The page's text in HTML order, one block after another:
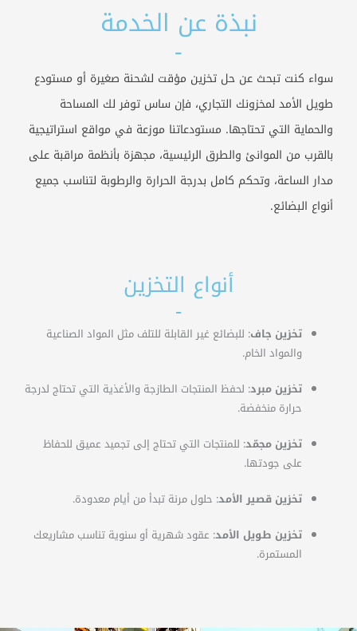
نبذة عن الخدمة
-
سواء كنت تبحث عن حل تخزين مؤقت لشحنة صغيرة أو مستودع
طويل الأمد لمخزونك التجاري، فإن ساس توفر لك المساحة
والحماية التي تحتاجها. مستودعاتنا موزعة في مواقع استراتيجية
بالقرب من الموانئ والطرق الرئيسية، مجهزة بأنظمة مراقبة على
مدار الساعة، وتحكم كامل بدرجة الحرارة والرطوبة لتناسب جميع
أنواع البضائع.
أنواع التخزين
-
تخزين جاف: للبضائع غير القابلة للتلف مثل المواد الصناعية
والمواد الخام.
تخزين مبرد: لحفظ المنتجات الطازجة والأغذية التي تحتاج لدرجة
حرارة منخفضة.
تخزين مجمّد: للمنتجات التي تحتاج إلى تجميد عميق للحفاظ
على جودتها.
تخزين قصير الأمد: حلول مرنة تبدأ من أيام معدودة.
تخزين طويل الأمد: عقود شهرية أو سنوية تناسب مشاريعك
المستمرة.